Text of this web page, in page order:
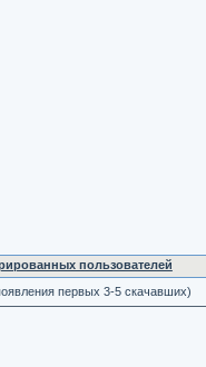
пользователей
первых 3-5 скачавших)